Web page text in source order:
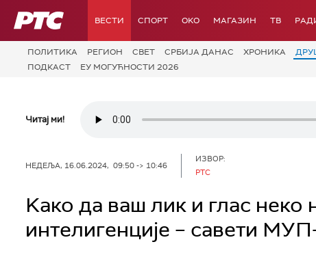
РТС ВЕСТИ СПОРТ OKO МАГАЗИН ТВ
ПОЛИТИКА РЕГИОН СВЕТ СРБИЈА ДАНАС ХРОНИКА
ПОДКАСТ
ЕУ МОГУЋНОСТИ 2026
Читај ми!
НЕДЕЉА, 16.06.2024, 09:50 -> 10:46
ИЗВОР:
РТС
Kако да ваш лик и глас
интелигенције – савети